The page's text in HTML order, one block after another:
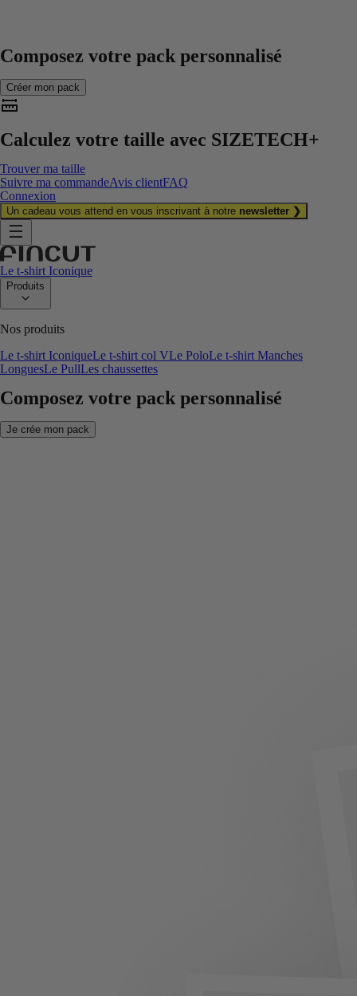
Composez votre pack personnalisé
Créer mon pack
Calculez votre taille avec SIZETECH+
Trouver ma taille
Suivre ma commandeAvis clientFAQ
Connexion
Un cadeau vous attend en vous inscrivant à notre newsletter ❯
Le t-shirt Iconique
Produits
Nos produits
Le t-shirt IconiqueLe t-shirt col VLe PoloLe t-shirt Manches
LonguesLe PullLes chaussettes
Composez votre pack personnalisé
Je crée mon pack